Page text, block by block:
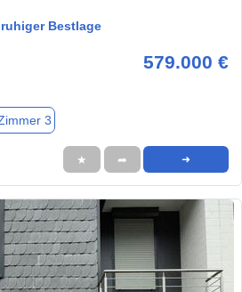
Bestlage
579.000 €
3
★ ➦ ➜